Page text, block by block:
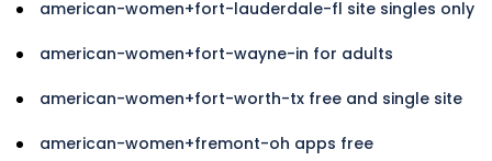
american-women+fort-lauderdale-fl site singles only
american-women+fort-wayne-in for adults
american-women+fort-worth-tx free and single site
american-women+fremont-oh apps free